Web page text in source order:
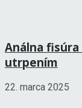
Análna
utrpením
22. marca 2025